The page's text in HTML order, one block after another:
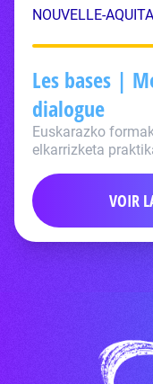
NOUVELLE-
Les bases |
dialogue
Euskarazko
elkarrizketa
VOIR